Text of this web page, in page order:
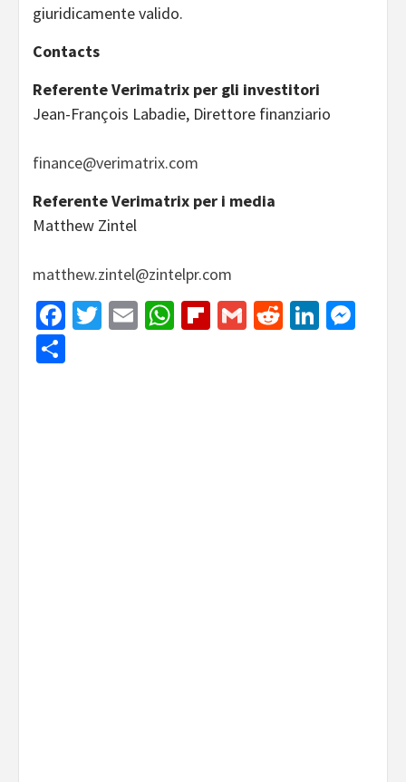
giuridicamente valido.
Contacts
Referente Verimatrix per gli investitori
Jean-François Labadie, Direttore finanziario
finance@verimatrix.com
Referente Verimatrix per i media
Matthew Zintel
matthew.zintel@zintelpr.com
Facebook
Twitter
EmailWhatsApp
Flipboard
GmailReddit